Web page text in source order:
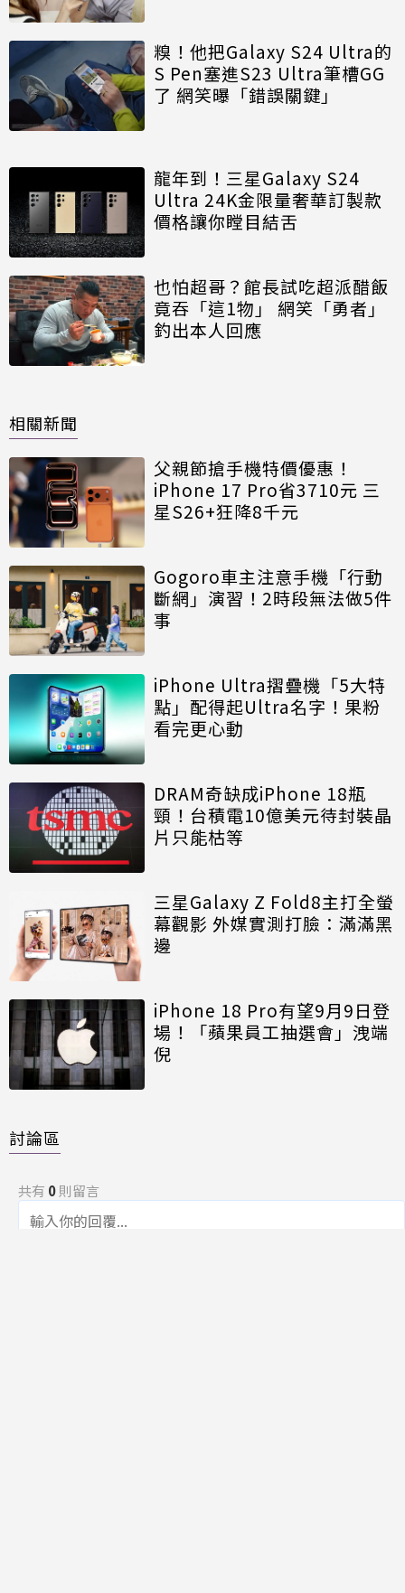
糗！他把Galaxy S24 Ultra的
S Pen塞進S23 Ultra筆槽GG
了 網笑曝「錯誤關鍵」
龍年到！三星Galaxy S24
Ultra 24K金限量奢華訂製款
價格讓你瞠目結舌
也怕超哥？館長試吃超派醋飯
竟吞「這1物」 網笑「勇者」
釣出本人回應
相關新聞
父親節搶手機特價優惠！
iPhone 17 Pro省3710元 三
星S26+狂降8千元
Gogoro車主注意手機「行動
斷網」演習！2時段無法做5件
事
iPhone Ultra摺疊機「5大特
點」配得起Ultra名字！果粉
看完更心動
DRAM奇缺成iPhone 18瓶
頸！台積電10億美元待封裝晶
片只能枯等
三星Galaxy Z Fold8主打全螢
幕觀影 外媒實測打臉：滿滿黑
邊
iPhone 18 Pro有望9月9日登
場！「蘋果員工抽選會」洩端
倪
討論區
共有 0則留言